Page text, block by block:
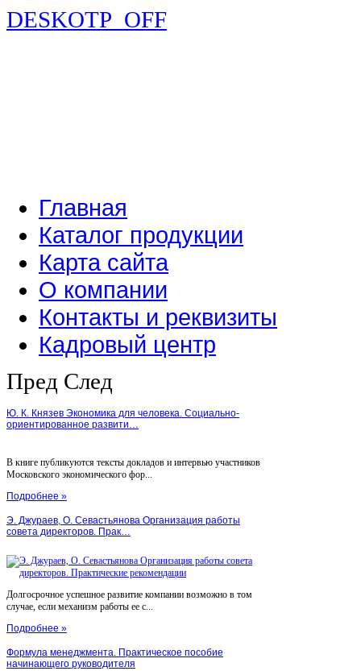
DESKOTP_OFF
Главная
Каталог продукции
Карта сайта
О компании
Контакты и реквизиты
Кадровый центр
Пред След
Ю. К. Князев Экономика для человека. Социально-
ориентированное развити…
В книге публикуются тексты докладов и интервью участников
Московского экономического фор...
Подробнее »
Э. Джураев, О. Севастьянова Организация работы
совета директоров. Прак…
Долгосрочное успешное развитие компании возможно в том
случае, если механизм работы ее с...
Подробнее »
Формула менеджмента. Практическое пособие
начинающего руководителя